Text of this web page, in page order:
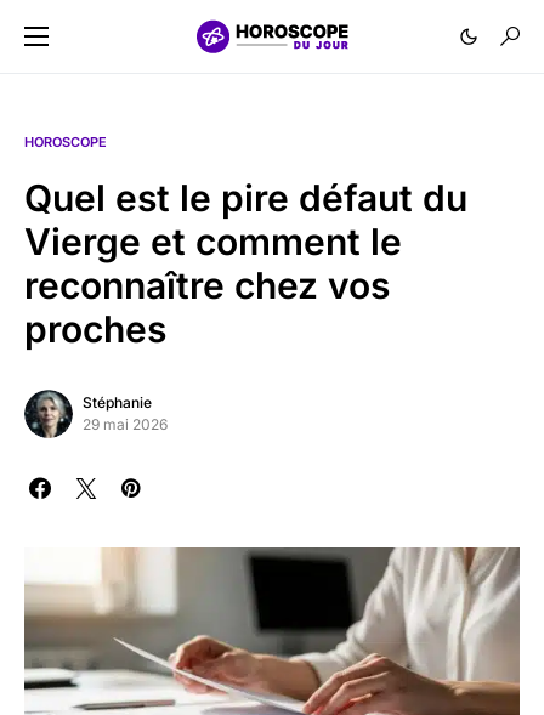
HOROSCOPE
Quel est le pire défaut du
Vierge et comment le
reconnaître chez vos
proches
Stéphanie
29 mai 2026